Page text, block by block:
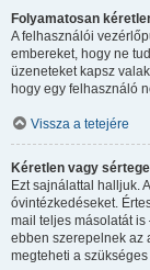
Folyamatosan
A felhasználói
embereket, hogy ne
üzeneteket kapsz
hogy egy felhasználó
Vissza a tetejére
Kéretlen vagy
Ezt sajnálattal halljuk.
óvintézkedéseket.
mail teljes másolatát
ebben szerepelnek az
megteheti a